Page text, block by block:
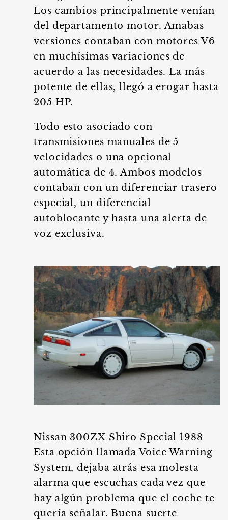
Los cambios principalmente venían
del departamento motor. Amabas
versiones contaban con motores V6
en muchísimas variaciones de
acuerdo a las necesidades. La más
potente de ellas, llegó a erogar hasta
205 HP.
Todo esto asociado con
transmisiones manuales de 5
velocidades o una opcional
automática de 4. Ambos modelos
contaban con un diferenciar trasero
especial, un diferencial
autoblocante y hasta una alerta de
voz exclusiva.
Nissan 300ZX Shiro Special 1988
Esta opción llamada Voice Warning
System, dejaba atrás esa molesta
alarma que escuchas cada vez que
hay algún problema que el coche te
quería señalar. Buena suerte